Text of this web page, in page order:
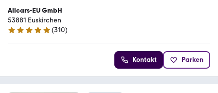
Allcars-EU GmbH
53881 Euskirchen
4.8 Sterne
(310)
Kontakt Parken